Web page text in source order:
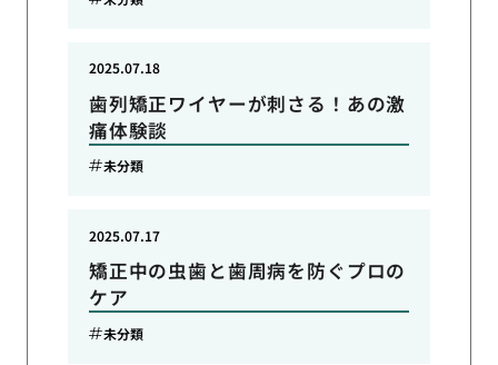
歯列矯正ワイヤーが刺さる！あの激
痛体験談
2025.07.18
未分類
矯正中の虫歯と歯周病を防ぐプロの
ケア
2025.07.17
未分類